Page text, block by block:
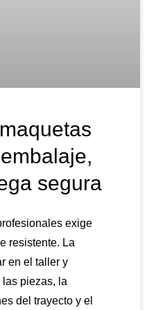
segura
exige
resistente. La
en el taller y
piezas, la
del trayecto y el